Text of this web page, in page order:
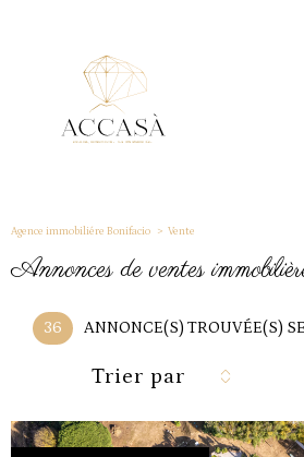
Agence immobiliére Bonifacio Vente
annonces de ventes
36 ANNONCE(S) TROUVÉE(S)
Trier par